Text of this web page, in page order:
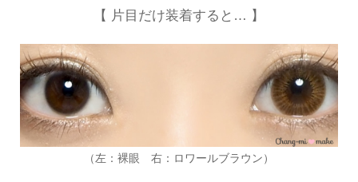
【 片目だけ装着すると… 】
（左：裸眼 右：ロワールブラウン）